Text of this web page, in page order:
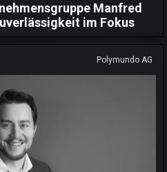
Manfred
im Fokus
Polymundo AG